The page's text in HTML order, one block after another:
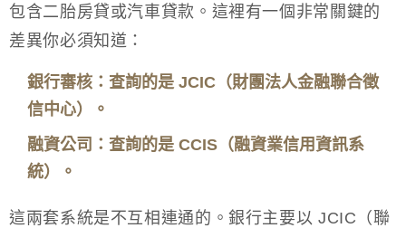
包含二胎房貸或汽車貸款。這裡有一個非常關鍵的
差異你必須知道：
銀行審核：查詢的是 JCIC（財團法人金融聯合徵
信中心）。
融資公司：查詢的是 CCIS（融資業信用資訊系
統）。
這兩套系統是不互相連通的。銀行主要以 JCIC（聯